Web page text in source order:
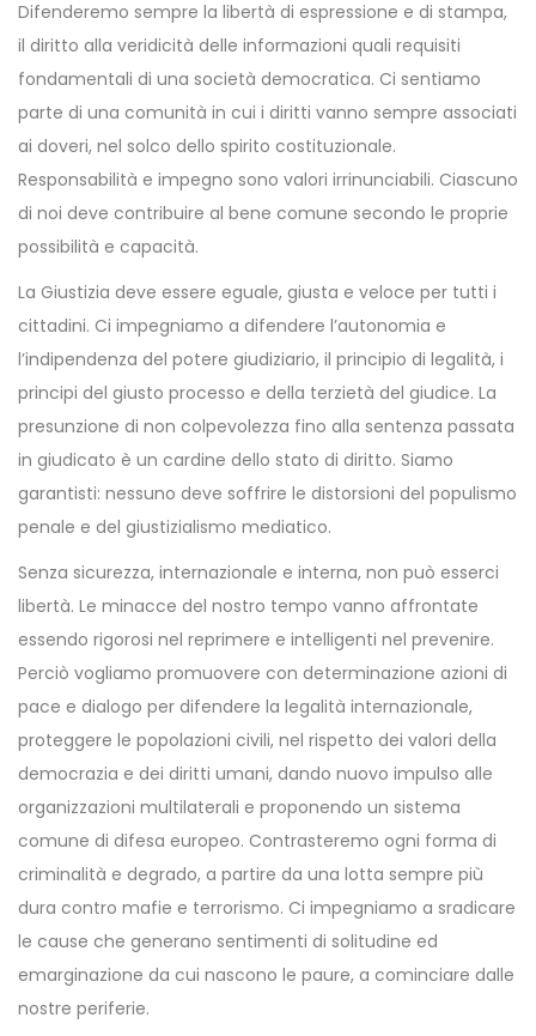
Difenderemo sempre la libertà di espressione e di stampa,
il diritto alla veridicità delle informazioni quali requisiti
fondamentali di una società democratica. Ci sentiamo
parte di una comunità in cui i diritti vanno sempre associati
ai doveri, nel solco dello spirito costituzionale.
Responsabilità e impegno sono valori irrinunciabili. Ciascuno
di noi deve contribuire al bene comune secondo le proprie
possibilità e capacità.
La Giustizia deve essere eguale, giusta e veloce per tutti i
cittadini. Ci impegniamo a difendere l’autonomia e
l’indipendenza del potere giudiziario, il principio di legalità, i
principi del giusto processo e della terzietà del giudice. La
presunzione di non colpevolezza fino alla sentenza passata
in giudicato è un cardine dello stato di diritto. Siamo
garantisti: nessuno deve soffrire le distorsioni del populismo
penale e del giustizialismo mediatico.
Senza sicurezza, internazionale e interna, non può esserci
libertà. Le minacce del nostro tempo vanno affrontate
essendo rigorosi nel reprimere e intelligenti nel prevenire.
Perciò vogliamo promuovere con determinazione azioni di
pace e dialogo per difendere la legalità internazionale,
proteggere le popolazioni civili, nel rispetto dei valori della
democrazia e dei diritti umani, dando nuovo impulso alle
organizzazioni multilaterali e proponendo un sistema
comune di difesa europeo. Contrasteremo ogni forma di
criminalità e degrado, a partire da una lotta sempre più
dura contro mafie e terrorismo. Ci impegniamo a sradicare
le cause che generano sentimenti di solitudine ed
emarginazione da cui nascono le paure, a cominciare dalle
nostre periferie.